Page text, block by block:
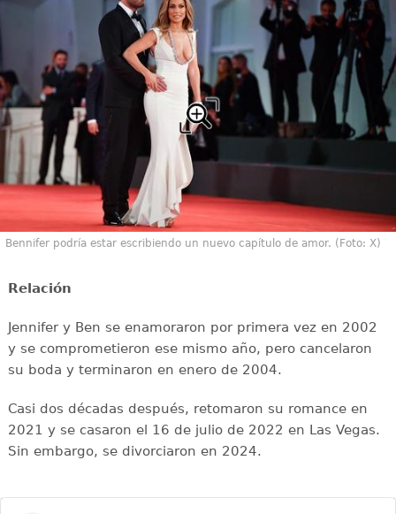
Bennifer podría estar escribiendo un nuevo capítulo de amor. (Foto: X)
Relación
Jennifer y Ben se enamoraron por primera vez en 2002
y se comprometieron ese mismo año, pero cancelaron
su boda y terminaron en enero de 2004.
Casi dos décadas después, retomaron su romance en
2021 y se casaron el 16 de julio de 2022 en Las Vegas.
Sin embargo, se divorciaron en 2024.